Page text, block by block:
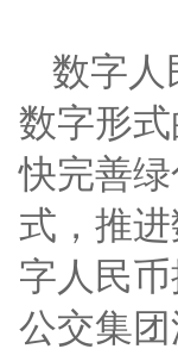
数字人
数字形
快完善
式，推
字人民
公交集